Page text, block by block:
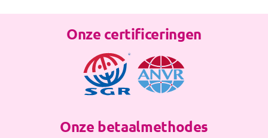
Onze certificeringen
Onze betaalmethodes